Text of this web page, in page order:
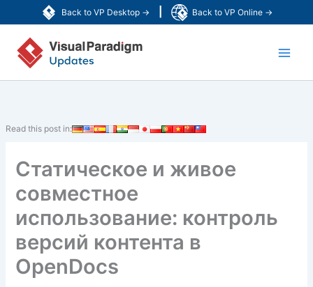
Back to VP Desktop → Back to VP Online →
к
содержимому
Read this post in:
Статическое и живое
совместное
использование: контроль
версий контента в
OpenDocs